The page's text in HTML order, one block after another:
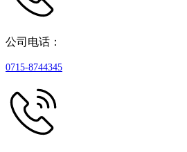
公司电话：
0715-8744345